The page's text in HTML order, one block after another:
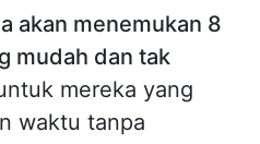
akan menemukan 8
mudah dan tak
mereka yang
waktu tanpa